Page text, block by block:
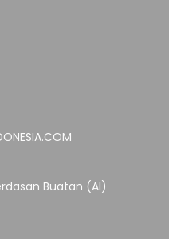
Buatan (AI)